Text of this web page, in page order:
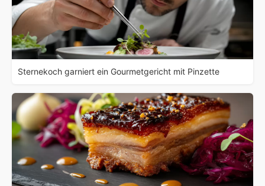
Sternekoch garniert ein Gourmetgericht mit Pinzette